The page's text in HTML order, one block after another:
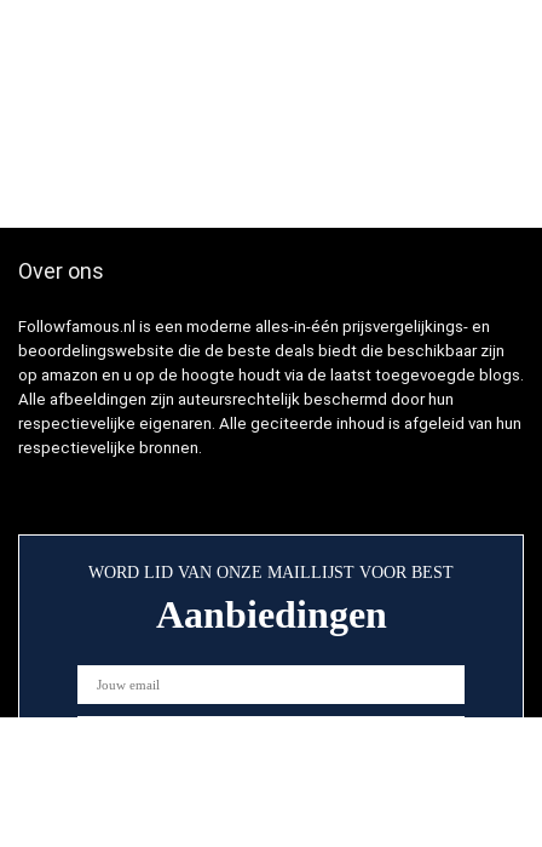
Over ons
Followfamous.nl is een moderne alles-in-één prijsvergelijkings- en
beoordelingswebsite die de beste deals biedt die beschikbaar zijn
op amazon en u op de hoogte houdt via de laatst toegevoegde blogs.
Alle afbeeldingen zijn auteursrechtelijk beschermd door hun
respectievelijke eigenaren. Alle geciteerde inhoud is afgeleid van hun
respectievelijke bronnen.
WORD LID VAN ONZE MAILLIJST VOOR BEST
Aanbiedingen